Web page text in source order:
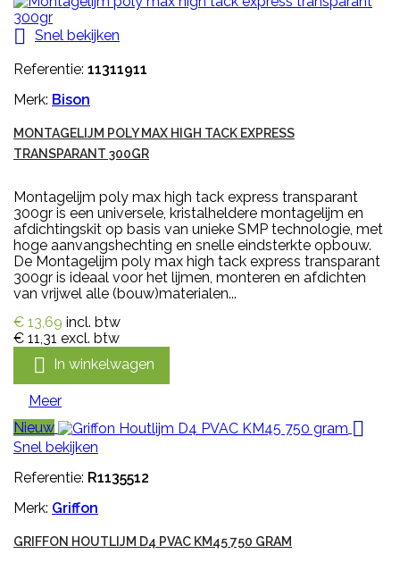
 Snel bekijken
Referentie: 11311911
Merk: Bison
MONTAGELIJM POLY MAX HIGH TACK EXPRESS
TRANSPARANT 300GR
Montagelijm poly max high tack express transparant
300gr is een universele, kristalheldere montagelijm en
afdichtingskit op basis van unieke SMP technologie, met
hoge aanvangshechting en snelle eindsterkte opbouw.
De Montagelijm poly max high tack express transparant
300gr is ideaal voor het lijmen, monteren en afdichten
van vrijwel alle (bouw)materialen...
€ 13,69 incl. btw
€ 11,31 excl. btw
 In winkelwagen
Meer
Nieuw

Snel bekijken
Referentie: R1135512
Merk: Griffon
GRIFFON HOUTLIJM D4 PVAC KM45 750 GRAM